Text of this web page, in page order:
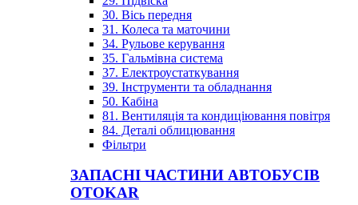
30. Вісь передня
31. Колеса та маточини
34. Рульове керування
35. Гальмівна система
37. Електроустаткування
39. Інструменти та обладнання
50. Кабіна
81. Вентиляція та кондиціювання повітря
84. Деталі облицювання
Фільтри
ЗАПАСНІ ЧАСТИНИ АВТОБУСІВ
OTOKAR